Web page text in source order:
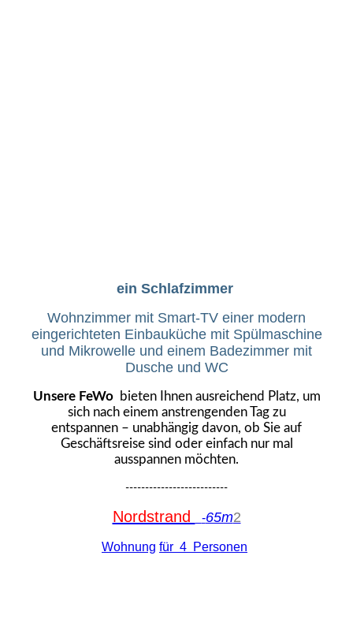
ein Schlafzimmer
Wohnzimmer mit Smart-TV einer modern
eingerichteten Einbauküche mit Spülmaschine
und Mikrowelle und einem Badezimmer mit
Dusche und WC
Unsere FeWo bieten Ihnen ausreichend Platz, um
sich nach einem anstrengenden Tag zu
entspannen – unabhängig davon, ob Sie auf
Geschäftsreise sind oder einfach nur mal
ausspannen möchten.
--------------------------
Nordstrand -65m2
Wohnung für 4 Personen